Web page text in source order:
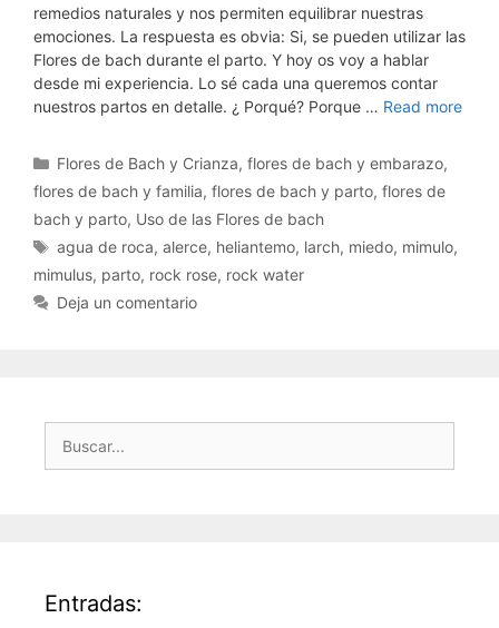
remedios naturales y nos permiten equilibrar nuestras
emociones. La respuesta es obvia: Si, se pueden utilizar las
Flores de bach durante el parto. Y hoy os voy a hablar
desde mi experiencia. Lo sé cada una queremos contar
nuestros partos en detalle. ¿ Porqué? Porque … Read more
Categorías
Flores de Bach y Crianza,flores de bach y embarazo,
flores de bach y familia, flores de bach y parto, flores de
bach y parto, Uso de las Flores de bach
Etiquetas
agua de roca,alerce, heliantemo, larch, miedo, mimulo,
mimulus, parto, rock rose, rock water
Deja un comentario
Buscar:
Entradas: